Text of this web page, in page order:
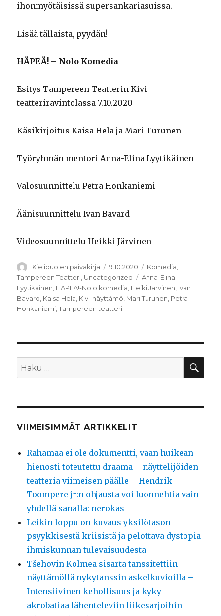
ihonmyötäisissä supersankariasuissa.
Lisää tällaista, pyydän!
HÄPEÄ! – Nolo Komedia
Esitys Tampereen Teatterin Kivi-
teatteriravintolassa 7.10.2020
Käsikirjoitus Kaisa Hela ja Mari Turunen
Työryhmän mentori Anna-Elina Lyytikäinen
Valosuunnittelu Petra Honkaniemi
Äänisuunnittelu Ivan Bavard
Videosuunnittelu Heikki Järvinen
Kirjoittaja
Kielipuolen päiväkirja Julkaistu
9.10.2020 Kategoriat
Komedia
Tampereen Teatteri Uncategorized Avainsanat
Anna-Elina
Lyytikäinen HÄPEÄ!-Nolo komedia Heiki Järvinen Ivan
Bavard Kaisa Hela Kivi-näyttämö Mari Turunen Petra
Honkaniemi ,Tampereen teatteri
Etsi:
VIIMEISIMMÄT ARTIKKELIT
Rahamaa ei ole dokumentti, vaan huikean
hienosti toteutettu draama – näyttelijöiden
teatteria viimeisen päälle – Hendrik
Toompere jr:n ohjausta voi luonnehtia vain
yhdellä sanalla: nerokas
Leikin loppu on kuvaus yksilötason
psyykkisestä kriisistä ja pelottava dystopia
ihmiskunnan tulevaisuudesta
Tšehovin Kolmea sisarta tanssitettiin
näyttämöllä nykytanssin askelkuvioilla –
Intensiivinen kehollisuus ja kyky
akrobatiaa lähenteleviin liikesarjoihin